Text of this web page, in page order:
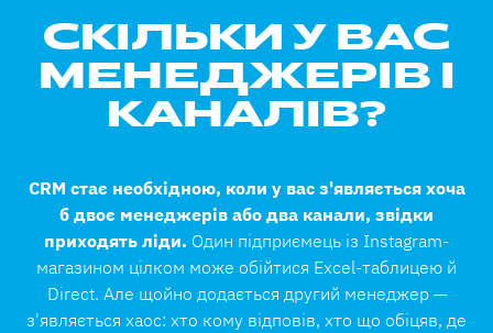
СКІЛЬКИ У ВАС
МЕНЕДЖЕРІВ І
КАНАЛІВ?
CRM стає необхідною, коли у вас з'являється хоча
б двоє менеджерів або два канали, звідки
приходять ліди. Один підприємець із Instagram-
магазином цілком може обійтися Excel-таблицею й
Direct. Але щойно додається другий менеджер —
з'являється хаос: хто кому відповів, хто що обіцяв, де